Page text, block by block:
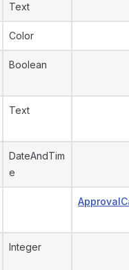
Text
Color
Boolean
Text
DateAndTim
e
Integer